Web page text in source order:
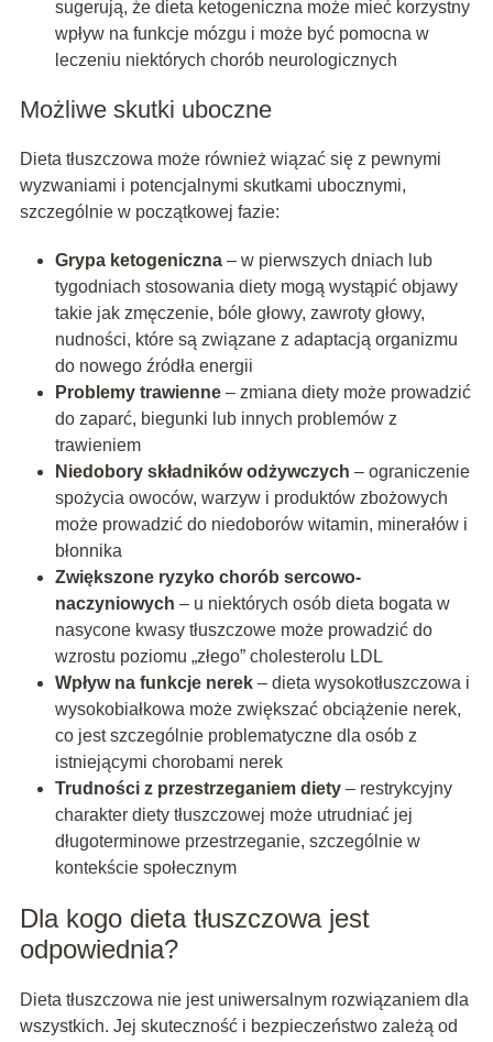
sugerują, że dieta ketogeniczna może mieć korzystny
wpływ na funkcje mózgu i może być pomocna w
leczeniu niektórych chorób neurologicznych
Możliwe skutki uboczne
Dieta tłuszczowa może również wiązać się z pewnymi
wyzwaniami i potencjalnymi skutkami ubocznymi,
szczególnie w początkowej fazie:
Grypa ketogeniczna– w pierwszych dniach lub
tygodniach stosowania diety mogą wystąpić objawy
takie jak zmęczenie, bóle głowy, zawroty głowy,
nudności, które są związane z adaptacją organizmu
do nowego źródła energii
Problemy trawienne– zmiana diety może prowadzić
do zaparć, biegunki lub innych problemów z
trawieniem
Niedobory składników odżywczych – ograniczenie
spożycia owoców, warzyw i produktów zbożowych
może prowadzić do niedoborów witamin, minerałów i
błonnika
Zwiększone ryzyko chorób sercowo-
naczyniowych – u niektórych osób dieta bogata w
nasycone kwasy tłuszczowe może prowadzić do
wzrostu poziomu „złego” cholesterolu LDL
Wpływ na funkcje nerek– dieta wysokotłuszczowa i
wysokobiałkowa może zwiększać obciążenie nerek,
co jest szczególnie problematyczne dla osób z
istniejącymi chorobami nerek
Trudności z przestrzeganiem diety– restrykcyjny
charakter diety tłuszczowej może utrudniać jej
długoterminowe przestrzeganie, szczególnie w
kontekście społecznym
Dla kogo dieta tłuszczowa jest
odpowiednia?
Dieta tłuszczowa nie jest uniwersalnym rozwiązaniem dla
wszystkich. Jej skuteczność i bezpieczeństwo zależą od